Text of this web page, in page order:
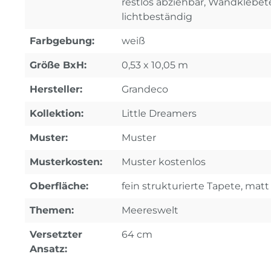
lichtbeständig
Farbgebung: weiß
Größe BxH: 0,53 x 10,05 m
Hersteller: Grandeco
Kollektion: Little Dreamers
Muster: Muster
Musterkosten: Muster kostenlos
Oberfläche: fein strukturierte Tapete, matt
Themen: Meereswelt
Versetzter
Ansatz:
64 cm